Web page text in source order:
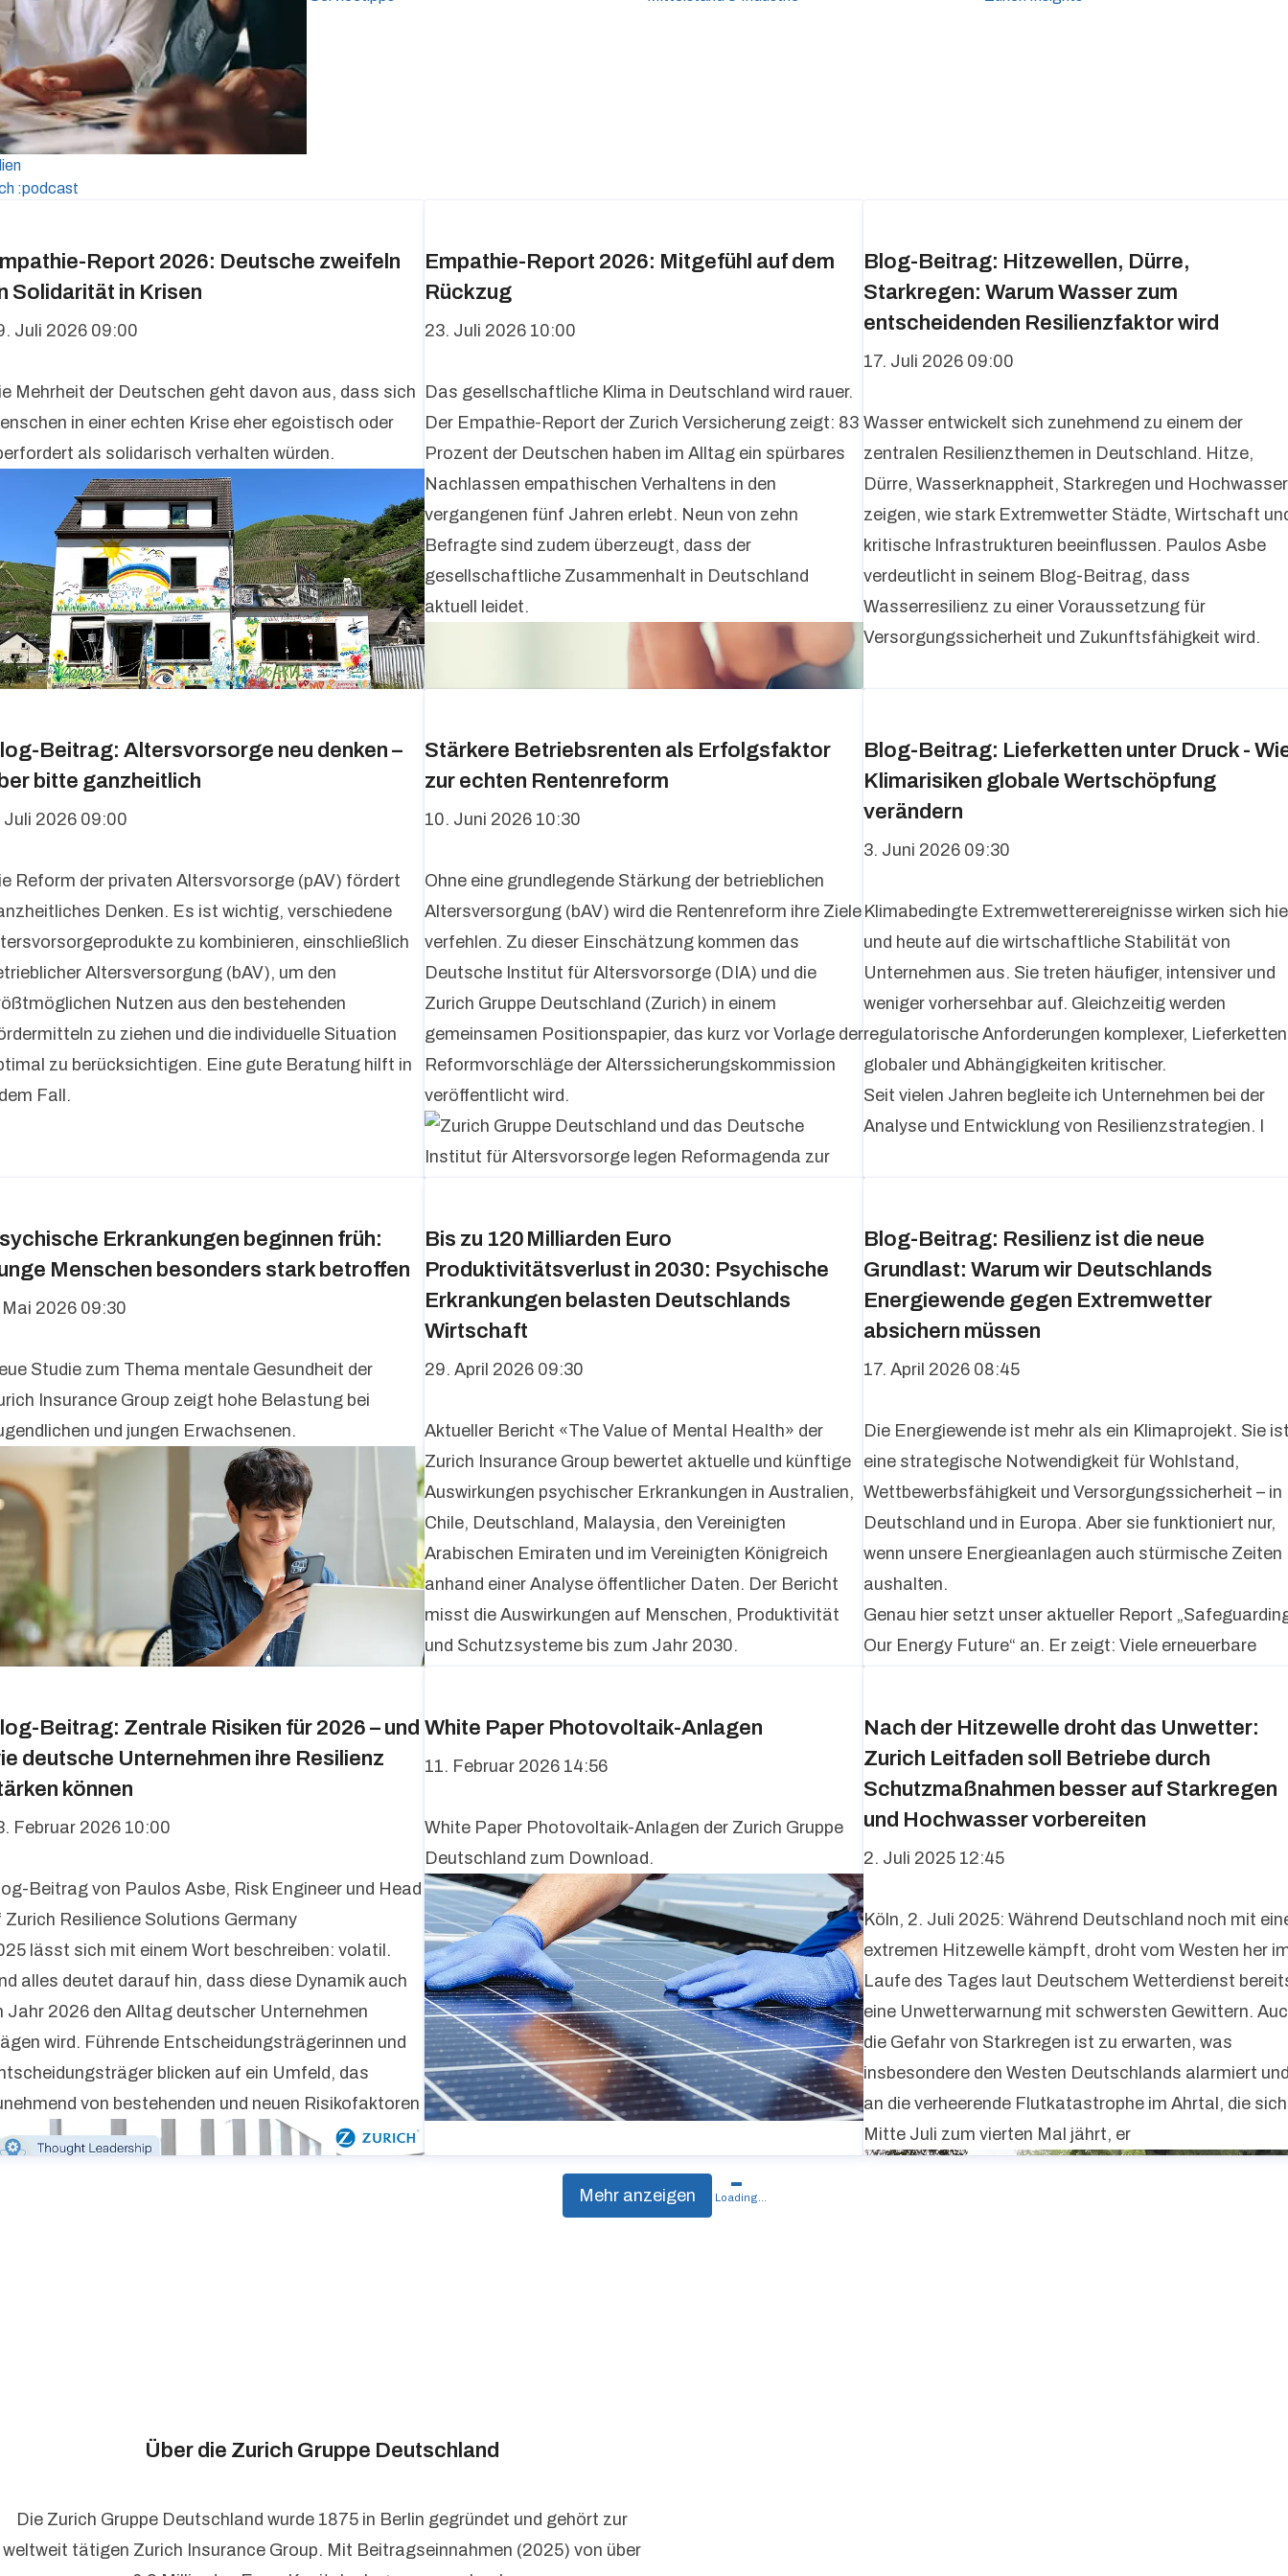
:podcast
Report 2026: Deutsche zweifeln
Solidarität in Krisen
Juli 2026 09:00
Mehrheit der Deutschen geht davon aus, dass sich
in einer echten Krise eher egoistisch oder
als solidarisch verhalten würden.
Empathie-Report 2026: Mitgefühl auf dem
Rückzug
23. Juli 2026 10:00
Das gesellschaftliche Klima in Deutschland wird rauer.
Der Empathie-Report der Zurich Versicherung zeigt: 83
Prozent der Deutschen haben im Alltag ein spürbares
Nachlassen empathischen Verhaltens in den
vergangenen fünf Jahren erlebt. Neun von zehn
Befragte sind zudem überzeugt, dass der
gesellschaftliche Zusammenhalt in Deutschland
aktuell leidet.
Blog-Beitrag: Hitzewellen, Dürre,
Starkregen: Warum Wasser zum
entscheidenden Resilienzfaktor wird
17. Juli 2026 09:00
Wasser entwickelt sich zunehmend zu einem der
zentralen Resilienzthemen in Deutschland. Hitze,
Dürre, Wasserknappheit, Starkregen und Hochwasser
zeigen, wie stark Extremwetter Städte, Wirtschaft
kritische Infrastrukturen beeinflussen. Paulos Asbe
verdeutlicht in seinem Blog-Beitrag, dass
Wasserresilienz zu einer Voraussetzung für
Versorgungssicherheit und Zukunftsfähigkeit wird.
Beitrag: Altersvorsorge neu denken –
bitte ganzheitlich
Juli 2026 09:00
Reform der privaten Altersvorsorge (pAV) fördert
Denken. Es ist wichtig, verschiedene
zu kombinieren, einschließlich
Altersversorgung (bAV), um den
Nutzen aus den bestehenden
zu ziehen und die individuelle Situation
zu berücksichtigen. Eine gute Beratung hilft in
Fall.
Stärkere Betriebsrenten als Erfolgsfaktor
zur echten Rentenreform
10. Juni 2026 10:30
Ohne eine grundlegende Stärkung der betrieblichen
Altersversorgung (bAV) wird die Rentenreform ihre Ziele
verfehlen. Zu dieser Einschätzung kommen das
Deutsche Institut für Altersvorsorge (DIA) und die
Zurich Gruppe Deutschland (Zurich) in einem
gemeinsamen Positionspapier, das kurz vor Vorlage der
Reformvorschläge der Alterssicherungskommission
veröffentlicht wird.
Blog-Beitrag: Lieferketten unter Druck -
Klimarisiken globale Wertschöpfung
verändern
3. Juni 2026 09:30
Klimabedingte Extremwetterereignisse wirken sich
und heute auf die wirtschaftliche Stabilität von
Unternehmen aus. Sie treten häufiger, intensiver und
weniger vorhersehbar auf. Gleichzeitig werden
regulatorische Anforderungen komplexer, Lieferketten
globaler und Abhängigkeiten kritischer.
Seit vielen Jahren begleite ich Unternehmen bei der
Analyse und Entwicklung von Resilienzstrategien. I
Erkrankungen beginnen früh:
Menschen besonders stark betroffen
Mai 2026 09:30
Studie zum Thema mentale Gesundheit der
Insurance Group zeigt hohe Belastung bei
und jungen Erwachsenen.
Bis zu 120 Milliarden Euro
Produktivitätsverlust in 2030: Psychische
Erkrankungen belasten Deutschlands
Wirtschaft
29. April 2026 09:30
Aktueller Bericht «The Value of Mental Health» der
Zurich Insurance Group bewertet aktuelle und künftige
Auswirkungen psychischer Erkrankungen in Australien,
Chile, Deutschland, Malaysia, den Vereinigten
Arabischen Emiraten und im Vereinigten Königreich
anhand einer Analyse öffentlicher Daten. Der Bericht
misst die Auswirkungen auf Menschen, Produktivität
und Schutzsysteme bis zum Jahr 2030.
Blog-Beitrag: Resilienz ist die neue
Grundlast: Warum wir Deutschlands
Energiewende gegen Extremwetter
absichern müssen
17. April 2026 08:45
Die Energiewende ist mehr als ein Klimaprojekt. Sie
eine strategische Notwendigkeit für Wohlstand,
Wettbewerbsfähigkeit und Versorgungssicherheit – in
Deutschland und in Europa. Aber sie funktioniert nur,
wenn unsere Energieanlagen auch stürmische Zeiten
aushalten.
Genau hier setzt unser aktueller Report
Our Energy Future“ an. Er zeigt: Viele erneuerbare
Beitrag: Zentrale Risiken für 2026 – und
deutsche Unternehmen ihre Resilienz
können
Februar 2026 10:00
Beitrag von Paulos Asbe, Risk Engineer und Head
Zurich Resilience Solutions Germany
lässt sich mit einem Wort beschreiben: volatil.
alles deutet darauf hin, dass diese Dynamik auch
Jahr 2026 den Alltag deutscher Unternehmen
wird. Führende Entscheidungsträgerinnen und
blicken auf ein Umfeld, das
von bestehenden und neuen Risikofaktoren
White Paper Photovoltaik-Anlagen
11. Februar 2026 14:56
White Paper Photovoltaik-Anlagen der Zurich Gruppe
Deutschland zum Download.
Nach der Hitzewelle droht das Unwetter:
Zurich Leitfaden soll Betriebe durch
Schutzmaßnahmen besser auf Starkregen
und Hochwasser vorbereiten
2. Juli 2025 12:45
Köln, 2. Juli 2025: Während Deutschland noch mit
extremen Hitzewelle kämpft, droht vom Westen her
Laufe des Tages laut Deutschem Wetterdienst
eine Unwetterwarnung mit schwersten Gewittern.
die Gefahr von Starkregen ist zu erwarten, was
insbesondere den Westen Deutschlands alarmiert
an die verheerende Flutkatastrophe im Ahrtal, die sich
Mitte Juli zum vierten Mal jährt, er
Mehr anzeigen Loading...
Über die Zurich Gruppe Deutschland
Die Zurich Gruppe Deutschland wurde 1875 in Berlin gegründet und gehört zur
weltweit tätigen Zurich Insurance Group. Mit Beitragseinnahmen (2025) von über